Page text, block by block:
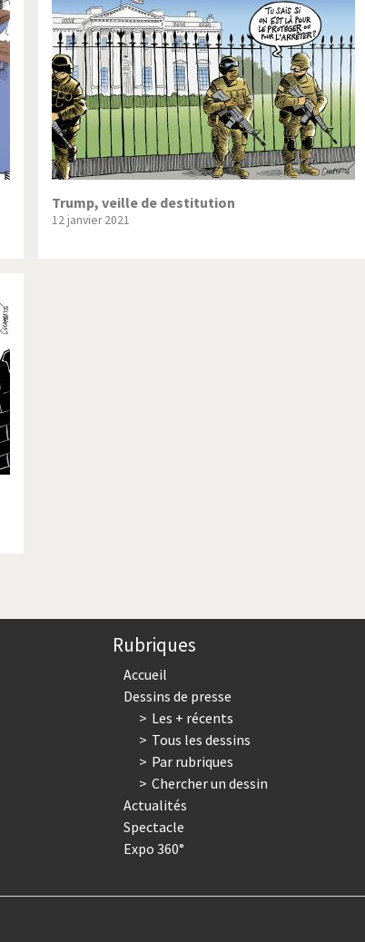
virus Pot-pourri
Trump II
Trump, veille de destitution
12 janvier 2021
Rubriques
Accueil
Dessins de presse
Les + récents
Tous les dessins
Par rubriques
Chercher un dessin
Actualités
Spectacle
Expo 360°